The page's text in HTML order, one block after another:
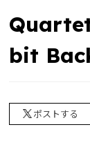
じらいちゃん
2025
siruko
bit
ポストする